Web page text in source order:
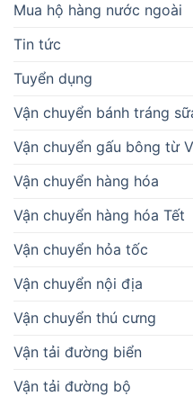
Mua hộ hàng nước ngoài
Tin tức
Tuyển dụng
Vận chuyển bánh tráng
Vận chuyển gấu bông từ
Vận chuyển hàng hóa
Vận chuyển hàng hóa Tết
Vận chuyển hỏa tốc
Vận chuyển nội địa
Vận chuyển thú cưng
Vận tải đường biển
Vận tải đường bộ